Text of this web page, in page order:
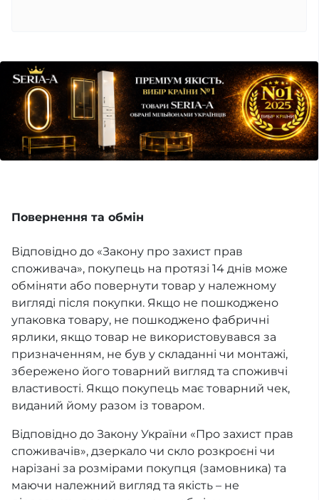
Повернення та обмін
Відповідно до «Закону про захист прав
споживача», покупець на протязі 14 днів може
обміняти або повернути товар у належному
вигляді після покупки. Якщо не пошкоджено
упаковка товару, не пошкоджено фабричні
ярлики, якщо товар не використовувався за
призначенням, не був у складанні чи монтажі,
збережено його товарний вигляд та споживчі
властивості. Якщо покупець має товарний чек,
виданий йому разом із товаром.
Відповідно до Закону України «Про захист прав
споживачів», дзеркало чи скло розкроєні чи
нарізані за розмірами покупця (замовника) та
маючи належний вигляд та якість – не